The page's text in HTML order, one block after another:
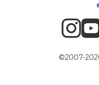
©2007-